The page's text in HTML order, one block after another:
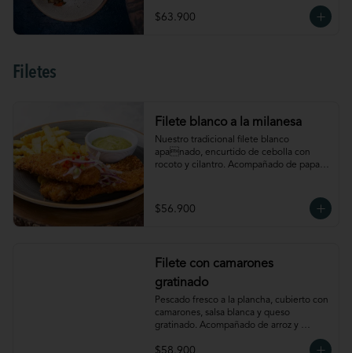
$63.900
Filetes
Filete blanco a la milanesa
Nuestro tradicional filete blanco
apanado, encurtido de cebolla con
rocoto y cilantro. Acompañado de papas
$56.900
Filete con camarones
gratinado
Pescado fresco a la plancha, cubierto con
camarones, salsa blanca y queso
gratinado. Acompañado de arroz y
$58.900